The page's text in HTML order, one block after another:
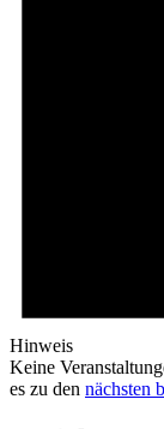
Hinweis
Keine
es zu den nächsten